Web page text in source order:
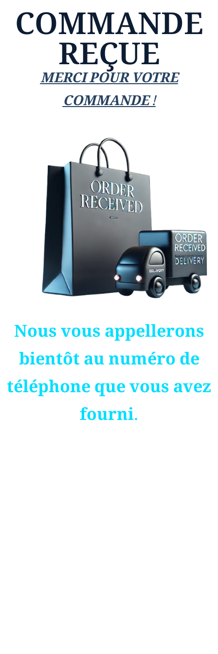
COMMANDE
REÇUE
MERCI POUR VOTRE
COMMANDE !
Nous vous appellerons
bientôt au numéro de
téléphone que vous avez
fourni.